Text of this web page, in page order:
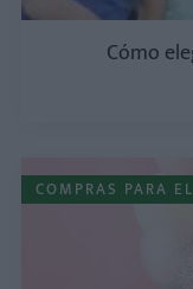
Cómo
COMPRAS PARA